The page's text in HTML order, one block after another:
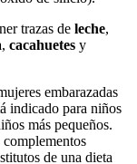
trazas de leche,
, cacahuetesy
embarazadas
indicado para niños
más pequeños.
de una dieta